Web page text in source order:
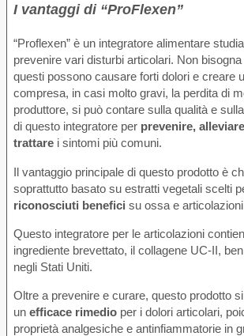
I vantaggi di “ProFlexen”
“Proflexen” è un integratore alimentare
prevenire vari disturbi articolari. Non
questi possono causare forti dolori e creare
compresa, in casi molto gravi, la perdita di
produttore, si può contare sulla qualità e
di questo integratore per prevenire,
trattare i sintomi più comuni.
Il vantaggio principale di questo prodotto è
soprattutto basato su estratti vegetali scelti
riconosciuti benefici su ossa e
Questo integratore per le articolazioni
ingrediente brevettato, il collagene UC-II,
negli Stati Uniti.
Oltre a prevenire e curare, questo prodotto
un efficace rimedio per i dolori articolari,
proprietà analgesiche e antinfiammatorie in